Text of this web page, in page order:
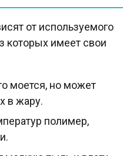
от используемого
которых имеет свои
моется, но может
в жару.
полимер,